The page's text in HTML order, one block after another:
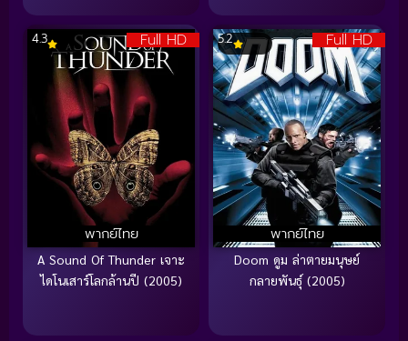
Full HD
พากย์ไทย
4.3
A Sound Of Thunder เจาะ
ไดโนเสาร์โลกล้านปี (2005)
Full HD
พากย์ไทย
5.2
Doom ดูม ล่าตายมนุษย์
กลายพันธุ์ (2005)